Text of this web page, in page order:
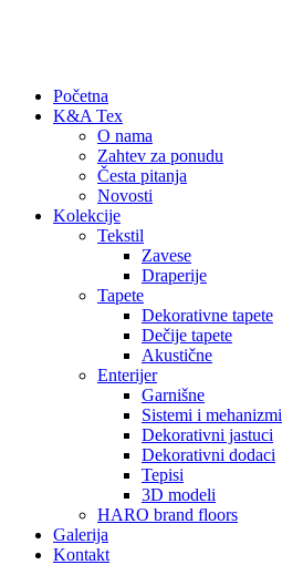
Početna
K&A Tex
O nama
Zahtev za ponudu
Česta pitanja
Novosti
Kolekcije
Tekstil
Zavese
Draperije
Tapete
Dekorativne tapete
Dečije tapete
Akustične
Enterijer
Garnišne
Sistemi i mehanizmi
Dekorativni jastuci
Dekorativni dodaci
Tepisi
3D modeli
HARO brand floors
Galerija
Kontakt